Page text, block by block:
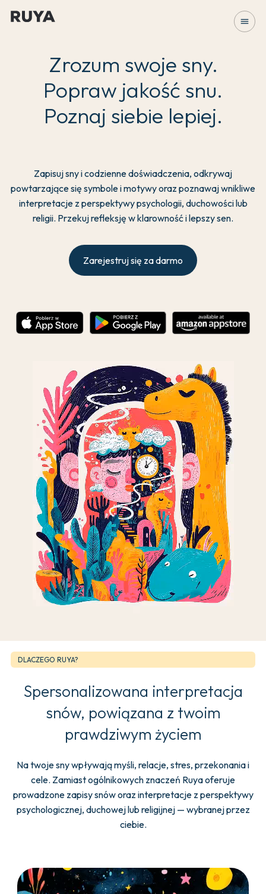
menu
Zrozum swoje sny.
Popraw jakość snu.
Poznaj siebie lepiej.
Zapisuj sny i codzienne doświadczenia, odkrywaj
powtarzające się symbole i motywy oraz poznawaj wnikliwe
interpretacje z perspektywy psychologii, duchowości lub
religii. Przekuj refleksję w klarowność i lepszy sen.
Zarejestruj się za darmo
DLACZEGO RUYA?
Spersonalizowana interpretacja
snów, powiązana z twoim
prawdziwym życiem
Na twoje sny wpływają myśli, relacje, stres, przekonania i
cele. Zamiast ogólnikowych znaczeń Ruya oferuje
prowadzone zapisy snów oraz interpretacje z perspektywy
psychologicznej, duchowej lub religijnej — wybranej przez
ciebie.